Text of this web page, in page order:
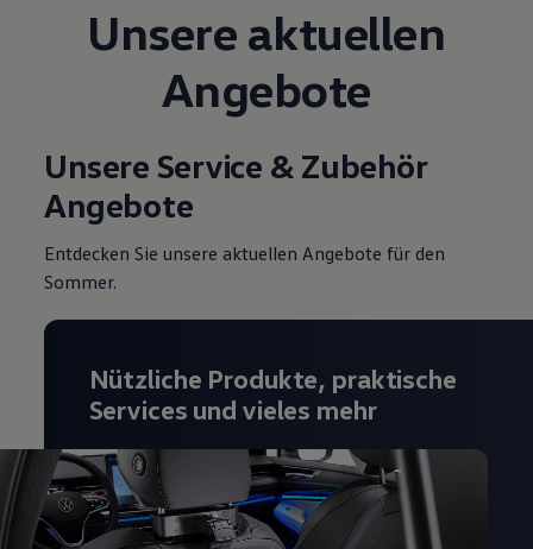
Unsere aktuellen
Angebote
Unsere Service & Zubehör
Angebote
Entdecken Sie unsere aktuellen Angebote für den
Sommer.
Nützliche Produkte, praktische
Services und vieles mehr